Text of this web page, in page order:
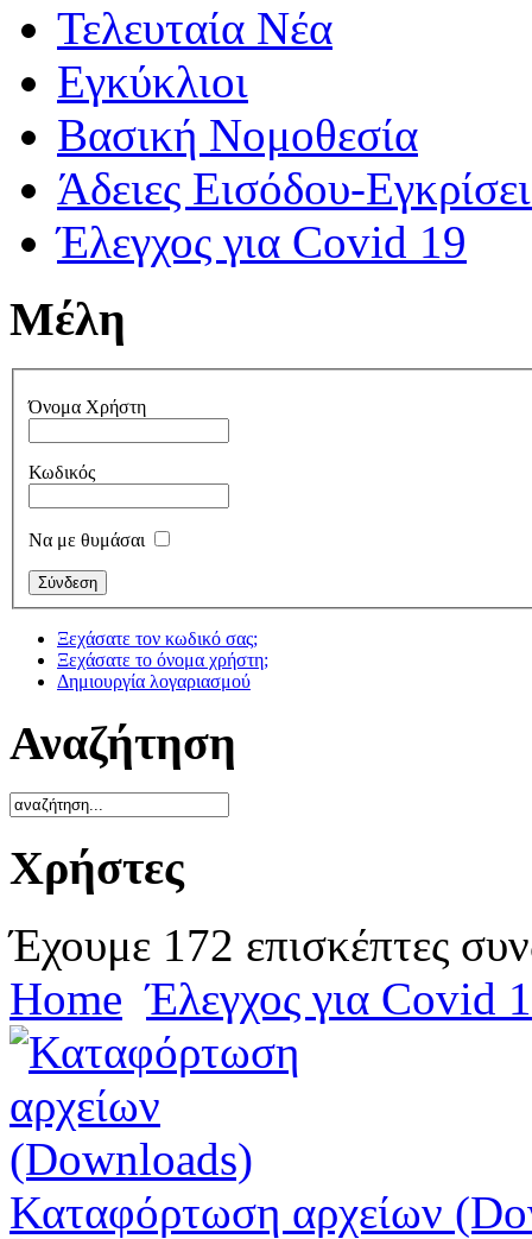
Τελευταία Νέα
Εγκύκλιοι
Βασική Νομοθεσία
Άδειες Εισόδου-
Έλεγχος για Covid 19
Μέλη
Όνομα Χρήστη
Κωδικός
Να με θυμάσαι
Ξεχάσατε τον κωδικό σας;
Ξεχάσατε το όνομα χρήστη;
Δημιουργία λογαριασμού
Αναζήτηση
Χρήστες
Έχουμε 172 επισκέπτες
Home Έλεγχος για Covid
Καταφόρτωση αρχείων